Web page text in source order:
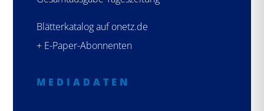
Blätterkatalog auf onetz.de
+ E-Paper-Abonnenten
MEDIADATEN